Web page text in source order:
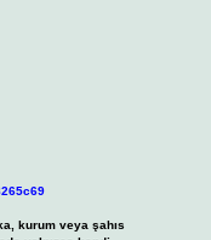
kurum veya şahıs